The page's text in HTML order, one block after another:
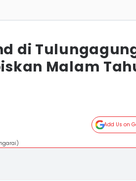
di
Malam
Add Us on